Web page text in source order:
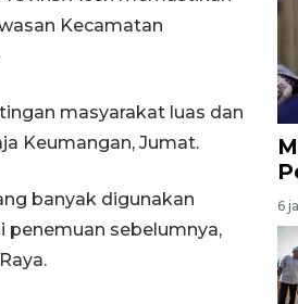
Kecamatan
masyarakat luas dan
Keumangan, Jumat.
banyak digunakan
penemuan sebelumnya,
6